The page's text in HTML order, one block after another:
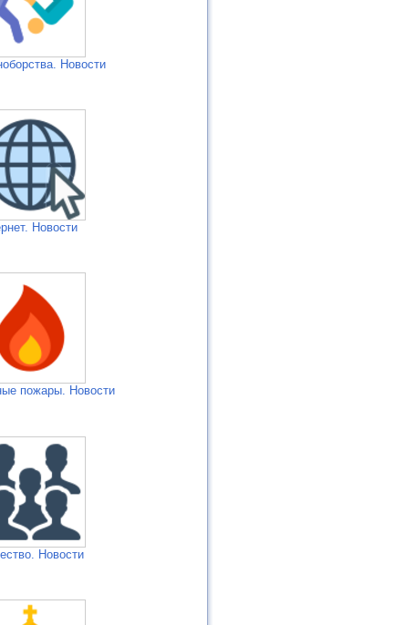
Новости
Новости
пожары. Новости
Новости